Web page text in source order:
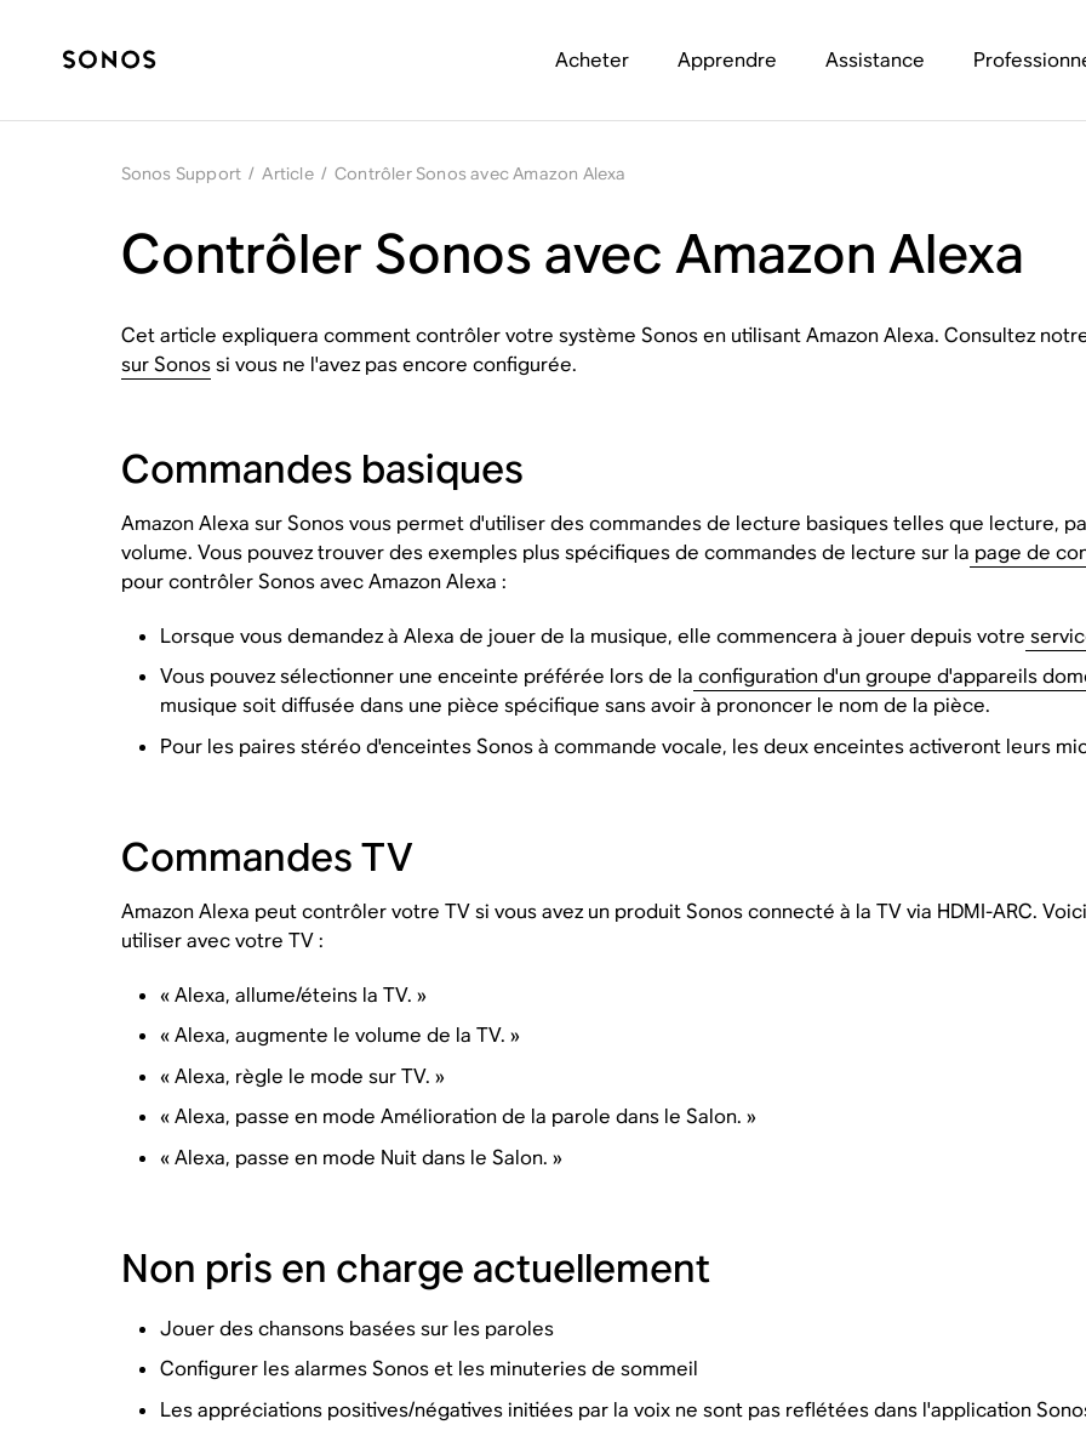
Acheter Apprendre Assistance
Sonos Support / Article / Contrôler Sonos avec Amazon Alexa
Contrôler Sonos avec Amazon Alexa
Cet article expliquera comment contrôler votre système Sonos en utilisant Amazon Alexa. Consultez
sur Sonossi vous ne l'avez pas encore configurée.
Commandes basiques
Amazon Alexa sur Sonos vous permet d'utiliser des commandes de lecture basiques telles que lecture,
volume. Vous pouvez trouver des exemples plus spécifiques de commandes de lecture sur la page de
pour contrôler Sonos avec Amazon Alexa :
Lorsque vous demandez à Alexa de jouer de la musique, elle commencera à jouer depuis votre
Vous pouvez sélectionner une enceinte préférée lors de la configuration d'un groupe d'appareils
musique soit diffusée dans une pièce spécifique sans avoir à prononcer le nom de la pièce.
Pour les paires stéréo d'enceintes Sonos à commande vocale, les deux enceintes activeront leurs
Commandes TV
Amazon Alexa peut contrôler votre TV si vous avez un produit Sonos connecté à la TV via HDMI-ARC.
utiliser avec votre TV :
« Alexa, allume/éteins la TV. »
« Alexa, augmente le volume de la TV. »
« Alexa, règle le mode sur TV. »
« Alexa, passe en mode Amélioration de la parole dans le Salon. »
« Alexa, passe en mode Nuit dans le Salon. »
Non pris en charge actuellement
Jouer des chansons basées sur les paroles
Configurer les alarmes Sonos et les minuteries de sommeil
Les appréciations positives/négatives initiées par la voix ne sont pas reflétées dans l'application